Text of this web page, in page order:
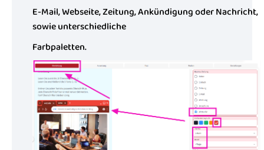
E-Mail, Webseite, Zeitung, Ankündigung oder Nachricht,
sowie unterschiedliche
Farbpaletten.